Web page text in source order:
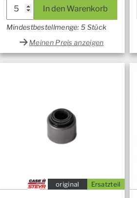
In den Warenkorb
Mindestbestellmenge: 5 Stück
Meinen Preis anzeigen
Ersatzteil
original